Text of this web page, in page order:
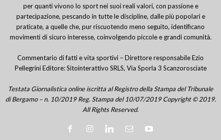
per quanti vivono lo sport nei suoi reali valori, con passione e
partecipazione, pescando in tutte le discipline, dalle più popolari e
praticate, a quelle che, pur riscuotendo meno seguito, identificano
movimenti di sicuro interesse, coinvolgendo piccole e grandi comunità.
Commentario di fatti e vita sportivi – Direttore responsabile Ezio
Pellegrini Editore: Sitointerattivo SRLS, Via Sporla 3 Scanzorosciate
Testata Giornalistica online iscritta al Registro della Stampa del Tribunale
di Bergamo – n. 10/2019 Reg. Stampa del 10/07/2019 Copyright © 2019.
All Rights Reserved.